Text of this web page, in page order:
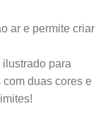
ar e permite criar
para
duas cores e